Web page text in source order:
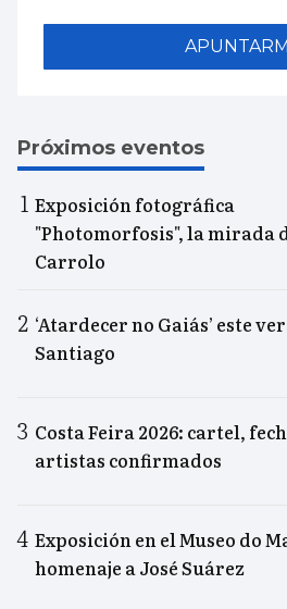
Próximos eventos
Exposición fotográfica
"Photomorfosis", la mirada
Carrolo
‘Atardecer no Gaiás’ este
Santiago
Costa Feira 2026: cartel,
artistas confirmados
Exposición en el Museo do
homenaje a José Suárez